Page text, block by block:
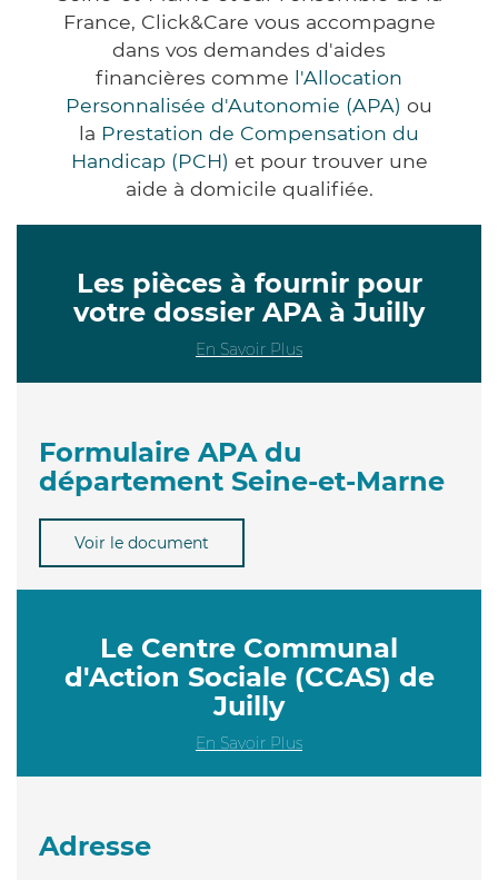
France, Click&Care vous accompagne
dans vos demandes d'aides
financières comme l'Allocation
Personnalisée d'Autonomie (APA) ou
la Prestation de Compensation du
Handicap (PCH) et pour trouver une
aide à domicile qualifiée.
Les pièces à fournir pour
votre dossier APA à Juilly
En Savoir Plus
Formulaire APA du
département Seine-et-Marne
Voir le document
Le Centre Communal
d'Action Sociale (CCAS) de
Juilly
En Savoir Plus
Adresse